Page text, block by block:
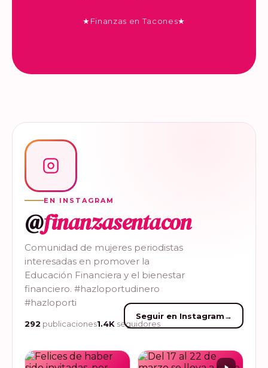
★Finanzas en Tacones★
EN INSTAGRAM
@finanzasentacon
Comunidad de mujeres periodistas
interesadas en promover la
Educación Financiera y el bienestar
financiero. #hazloportudinero
#hazloporti
292 publicaciones1.4K seguidores
Seguir en Instagram→